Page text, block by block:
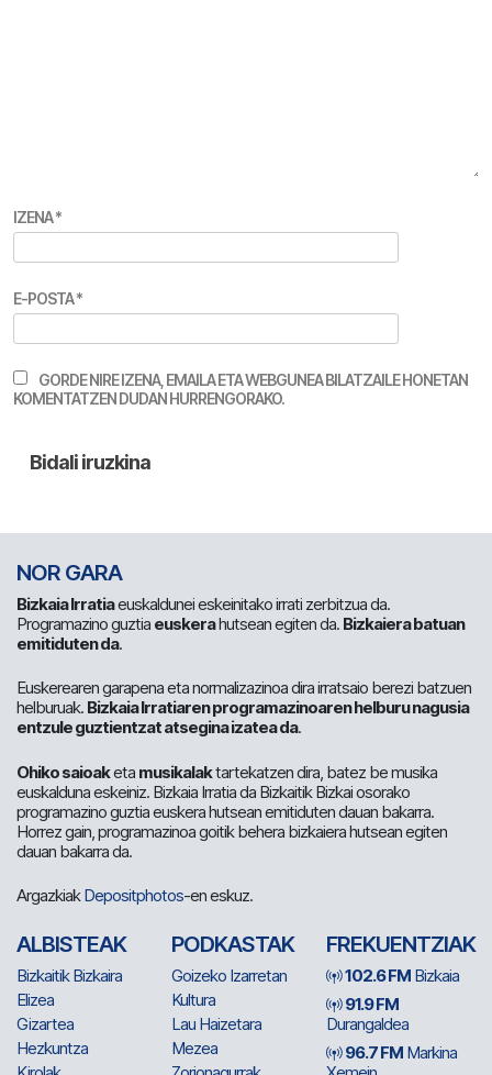
IZENA*
E-POSTA*
GORDE NIRE IZENA, EMAILA ETA WEBGUNEA BILATZAILE HONETAN
KOMENTATZEN DUDAN HURRENGORAKO.
NOR GARA
Bizkaia Irratiaeuskaldunei eskeinitako irrati zerbitzua da.
Programazino guztia euskerahutsean egiten da. Bizkaiera batuan
emitiduten da.
Euskerearen garapena eta normalizazinoa dira irratsaio berezi batzuen
helburuak. Bizkaia Irratiaren programazinoaren helburu nagusia
entzule guztientzat atsegina izatea da.
Ohiko saioaketa musikalaktartekatzen dira, batez be musika
euskalduna eskeiniz. Bizkaia Irratia da Bizkaitik Bizkai osorako
programazino guztia euskera hutsean emitiduten dauan bakarra.
Horrez gain, programazinoa goitik behera bizkaiera hutsean egiten
dauan bakarra da.
ArgazkiakDepositphotos-en eskuz.
ALBISTEAK
Bizkaitik Bizkaira
Elizea
Gizartea
Hezkuntza
PODKASTAK
Goizeko Izarretan
Kultura
Lau Haizetara
Mezea
FREKUENTZIAK
102.6 FM Bizkaia
91.9 FM
Durangaldea
96.7 FM Markina